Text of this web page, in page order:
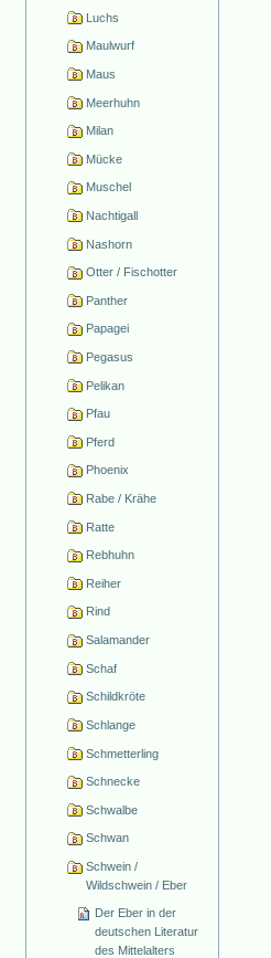
Luchs
Maulwurf
Maus
Meerhuhn
Milan
Mücke
Muschel
Nachtigall
Nashorn
Otter / Fischotter
Panther
Papagei
Pegasus
Pelikan
Pfau
Pferd
Phoenix
Rabe / Krähe
Ratte
Rebhuhn
Reiher
Rind
Salamander
Schaf
Schildkröte
Schlange
Schmetterling
Schnecke
Schwalbe
Schwan
Schwein /
Wildschwein / Eber
Der Eber in der
deutschen Literatur
des Mittelalters